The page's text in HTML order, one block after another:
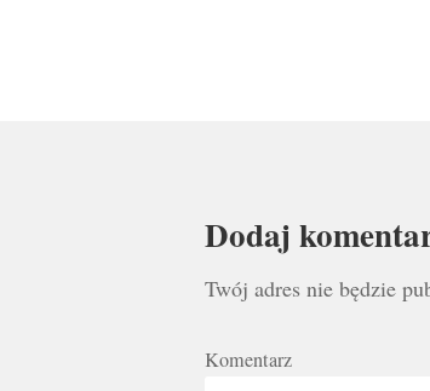
Dodaj
Twój adres nie będzie
Komentarz